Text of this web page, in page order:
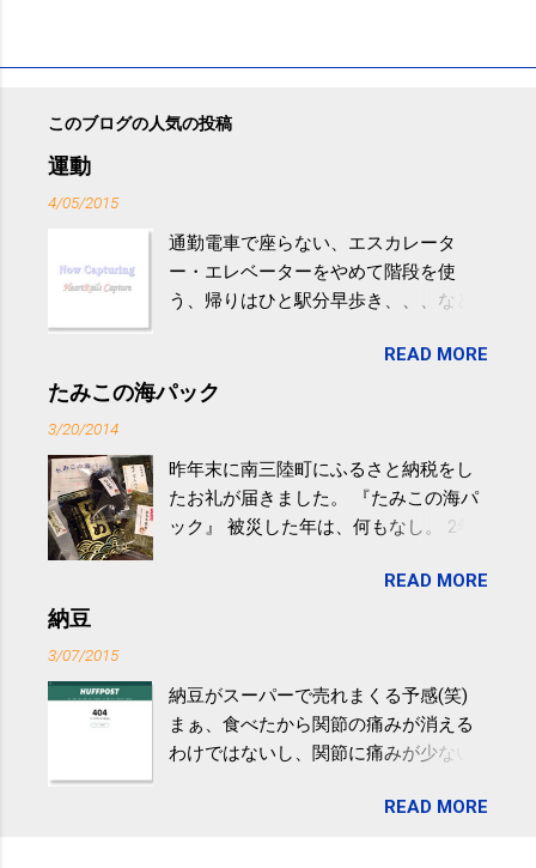
このブログの人気の投稿
運動
4/05/2015
通勤電車で座らない、エスカレータ
ー・エレベーターをやめて階段を使
う、帰りはひと駅分早歩き、、、など
やすい。 スポーツウェア・シューズで
するものだけが運動ではない。 食べ
けると改善する、との結果を筑波大の
研究チームが発表した。改善が期待で
きるのは、過度の飲酒が原因ではない
減らなくても効果があるという。 正田
波大「減量しなくても効果」 - ニュー
ス - アピタル（医療・健康）
READ MORE
たみこの海パック
3/20/2014
昨年末に南三陸町にふるさと納税をし
たお礼が届きました。 『たみこの海パ
ック』 被災した年は、何もなし。 2年
が『たみこの海パック』。 ボランティ
全く考えていなかったので、貰えると
少しづつ復興してる感が伝わってきて
嬉しいです。 あと、ふるさと納税が節
ですが、節税になるほど稼げていない
READ MORE
納豆
3/07/2015
納豆がスーパーで売れまくる予感(笑)
まぁ、食べたから関節の痛みが消える
わけではないし、関節に痛みが少ない
ど。。 「関節の老化」は、「コンドロ
READ MORE